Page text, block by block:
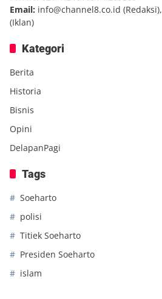
Email: info@channel8.co.id (Redaksi),
(Iklan)
Kategori
Berita
Historia
Bisnis
Opini
DelapanPagi
Tags
Soeharto
polisi
Titiek Soeharto
Presiden Soeharto
islam